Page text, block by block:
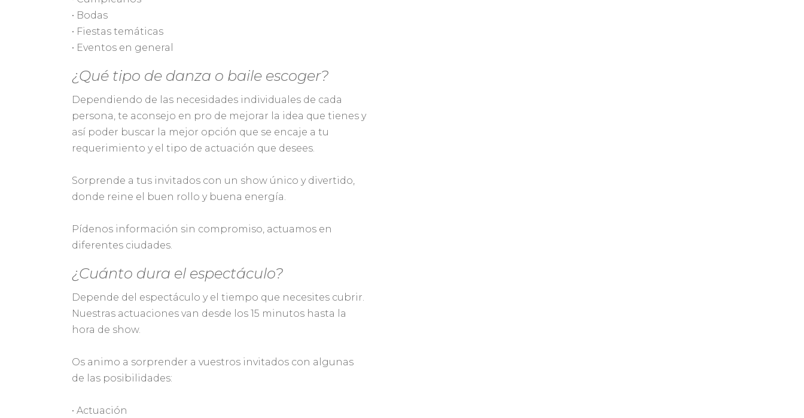
• Bodas
• Fiestas temáticas
• Eventos en general
¿Qué tipo de danza o baile escoger?
Dependiendo de las necesidades individuales de cada
persona, te aconsejo en pro de mejorar la idea que tienes y
así poder buscar la mejor opción que se encaje a tu
requerimiento y el tipo de actuación que desees.
Sorprende a tus invitados con un show único y divertido,
donde reine el buen rollo y buena energía.
Pídenos información sin compromiso, actuamos en
diferentes ciudades.
¿Cuánto dura el espectáculo?
Depende del espectáculo y el tiempo que necesites cubrir.
Nuestras actuaciones van desde los 15 minutos hasta la
hora de show.
Os animo a sorprender a vuestros invitados con algunas
de las posibilidades:
• Actuación